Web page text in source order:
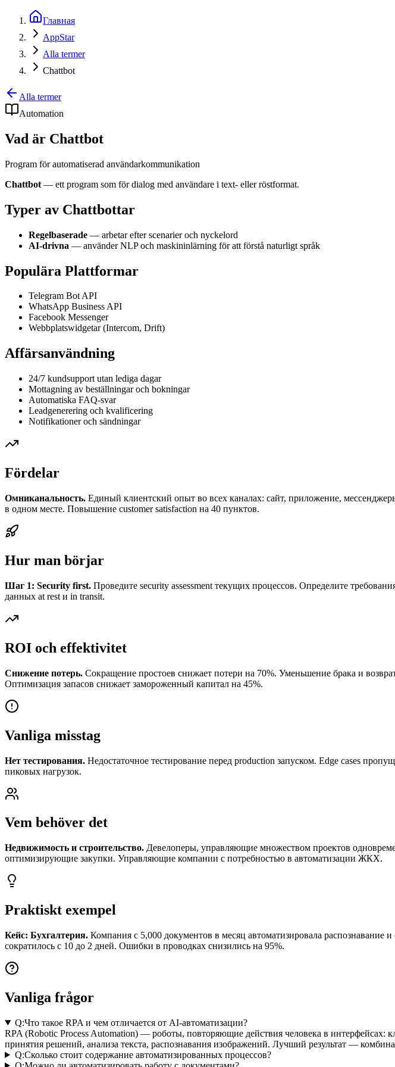
Главная
AppStar
Alla termer
Chattbot
Alla termer
Automation
Vad är Chattbot
Program för automatiserad användarkommunikation
Chattbot — ett program som för dialog med användare i text- eller röstformat.
Typer av Chattbottar
Regelbaserade — arbetar efter scenarier och nyckelord
AI-drivna — använder NLP och maskininlärning för att förstå naturligt språk
Populära Plattformar
Telegram Bot API
WhatsApp Business API
Facebook Messenger
Webbplatswidgetar (Intercom, Drift)
Affärsanvändning
24/7 kundsupport utan lediga dagar
Mottagning av beställningar och bokningar
Automatiska FAQ-svar
Leadgenerering och kvalificering
Notifikationer och sändningar
Fördelar
Омниканальность. Единый клиентский опыт во всех каналах: сайт, приложение,
в одном месте. Повышение customer satisfaction на 40 пунктов.
Hur man börjar
Шаг 1: Security first. Проведите security assessment текущих процессов. Определите
данных at rest и in transit.
ROI och effektivitet
Снижение потерь. Сокращение простоев снижает потери на 70%. Уменьшение брака и
Оптимизация запасов снижает замороженный капитал на 45%.
Vanliga misstag
Нет тестирования. Недостаточное тестирование перед production запуском. Edge cases
пиковых нагрузок.
Vem behöver det
Недвижимость и строительство. Девелоперы, управляющие множеством проектов
оптимизирующие закупки. Управляющие компании с потребностью в автоматизации ЖКХ.
Praktiskt exempel
Кейс: Бухгалтерия. Компания с 5,000 документов в месяц автоматизировала распознавание
сократилось с 10 до 2 дней. Ошибки в проводках снизились на 95%.
Vanliga frågor
Q:Что такое RPA и чем отличается от AI-автоматизации?
RPA (Robotic Process Automation) — роботы, повторяющие действия человека в
принятия решений, анализа текста, распознавания изображений. Лучший результат —
Q:Сколько стоит содержание автоматизированных процессов?